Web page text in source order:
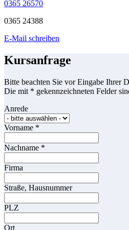
0365 26570
0365 24388
E-Mail schreiben
Kursanfrage
Bitte beachten Sie vor Eingabe Ihrer
Die mit * gekennzeichneten Felder
Anrede
Vorname *
Nachname *
Firma
Straße, Hausnummer
PLZ
Ort